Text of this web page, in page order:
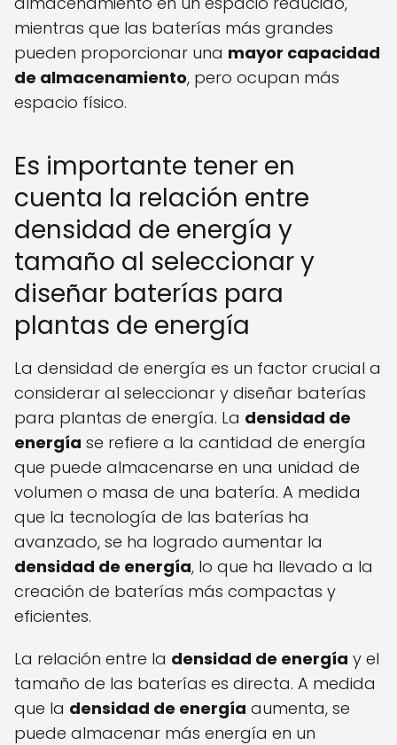
mientras que las baterías más grandes
pueden proporcionar una mayor capacidad
de almacenamiento, pero ocupan más
espacio físico.
Es importante tener en
cuenta la relación entre
densidad de energía y
tamaño al seleccionar y
diseñar baterías para
plantas de energía
La densidad de energía es un factor crucial a
considerar al seleccionar y diseñar baterías
para plantas de energía. La densidad de
energía se refiere a la cantidad de energía
que puede almacenarse en una unidad de
volumen o masa de una batería. A medida
que la tecnología de las baterías ha
avanzado, se ha logrado aumentar la
densidad de energía, lo que ha llevado a la
creación de baterías más compactas y
eficientes.
La relación entre la densidad de energía y el
tamaño de las baterías es directa. A medida
que la densidad de energía aumenta, se
puede almacenar más energía en un